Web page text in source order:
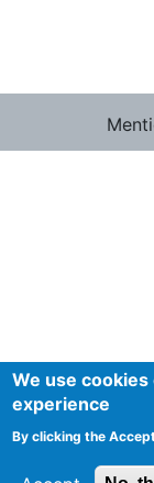
We use
experience
By clicking the